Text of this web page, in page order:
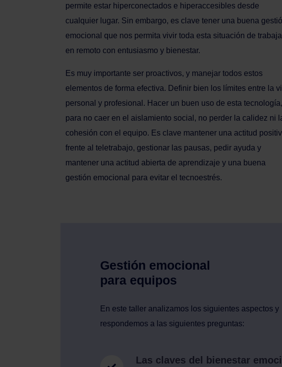
permite estar hiperconectados e hiperaccesibles desde
cualquier lugar. Sin embargo, es clave tener una buena
emocional que nos permita vivir toda esta situación de
en remoto con entusiasmo y bienestar.
Es muy importante ser proactivos, y manejar todos estos
elementos de forma efectiva. Definir bien los límites entre la
personal y profesional. Hacer un buen uso de esta tecnología,
para no caer en el aislamiento social, no perder la calidez ni
cohesión con el equipo. Es clave mantener una actitud
frente al teletrabajo, gestionar las pausas, pedir ayuda y
mantener una actitud abierta de aprendizaje y una buena
gestión emocional para evitar el tecnoestrés.
Gestión emocional
para equipos
En este taller analizamos los siguientes aspectos y
respondemos a las siguientes preguntas:
Las claves del bienestar